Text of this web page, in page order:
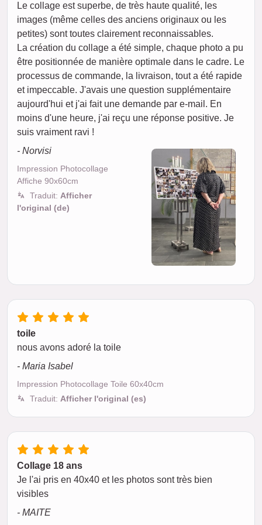
Le collage est superbe, de très haute qualité, les
images (même celles des anciens originaux ou les
petites) sont toutes clairement reconnaissables.
La création du collage a été simple, chaque photo a pu
être positionnée de manière optimale dans le cadre. Le
processus de commande, la livraison, tout a été rapide
et impeccable. J'avais une question supplémentaire
aujourd'hui et j'ai fait une demande par e-mail. En
moins d'une heure, j'ai reçu une réponse positive. Je
suis vraiment ravi !
- Norvisi
Impression Photocollage
Affiche 90x60cm
Traduit: Afficher
l'original (de)
toile
nous avons adoré la toile
- Maria Isabel
Impression Photocollage Toile 60x40cm
Traduit: Afficher l'original (es)
Collage 18 ans
Je l'ai pris en 40x40 et les photos sont très bien
visibles
- MAITE